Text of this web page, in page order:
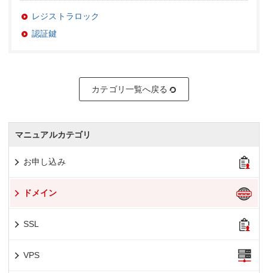
レジストラロック
認証鍵
カテゴリ一覧へ戻る
マニュアルカテゴリ
お申し込み
ドメイン
SSL
VPS